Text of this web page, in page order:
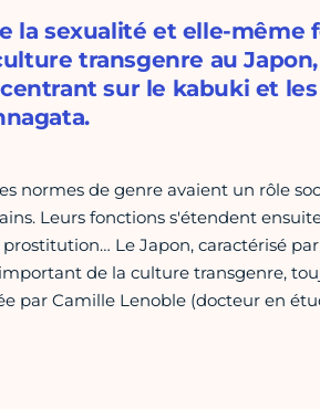
la sexualité et elle-même
transgenre au
sur le kabuki et
normes de genre avaient un rôle
Leurs fonctions s'étendent
Le Japon, caractérisé
de la culture transgenre,
par Camille Lenoble (docteur en